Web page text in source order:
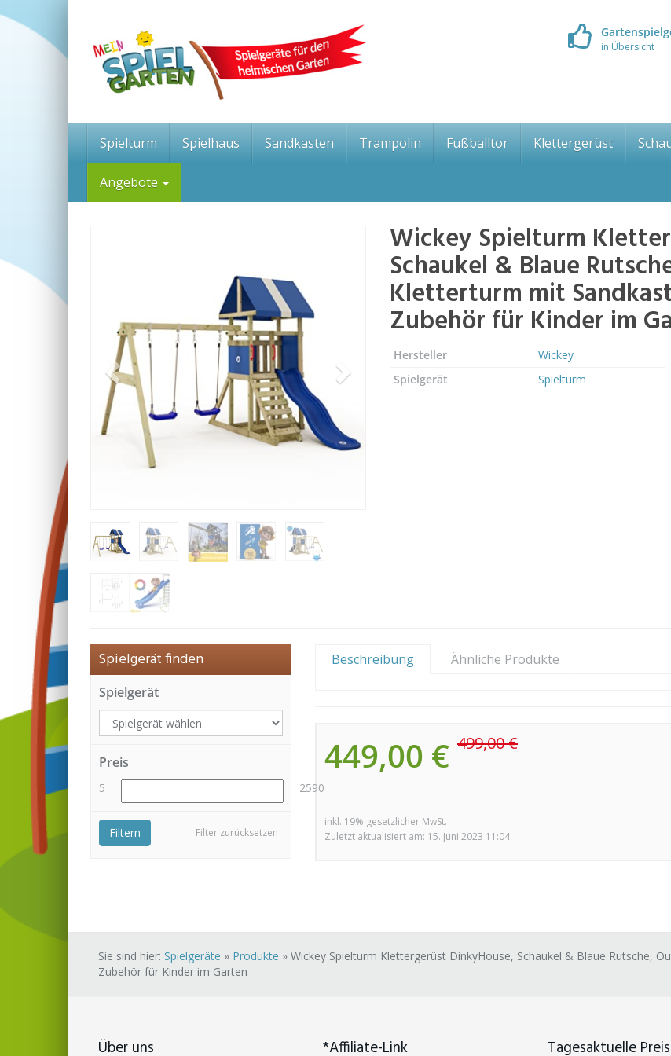
in Übersicht
Spielturm Spielhaus Sandkasten Trampolin Fußballtor Klettergerüst
Angebote
Wickey Spielturm
Schaukel & Blaue
Kletterturm mit
Zubehör für Kinder im
Hersteller
Wickey
Spielgerät
Spielturm
Beschreibung Ähnliche Produkte
449,00 € 499,00 €
inkl. 19% gesetzlicher MwSt.
Zuletzt aktualisiert am: 15. Juni 2023 11:04
Spielgerät finden
Spielgerät
Preis
5 2590
Filter zurücksetzen
Filtern
Sie sind hier: Spielgeräte » Produkte » Wickey Spielturm Klettergerüst DinkyHouse, Schaukel & Blaue Rutsche,
Zubehör für Kinder im Garten
Über uns *Affiliate-Link Tagesaktuelle